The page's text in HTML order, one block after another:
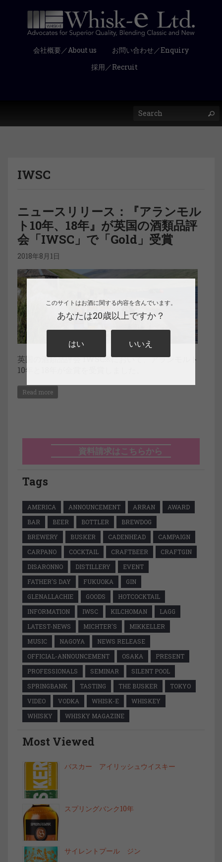
会社概要／About us
お問い合わせ／Enquiry
採用／Recruit
IWSC
ニュースリリース：『アランモル
ト10年、18年』が英国の酒類品評
会「IWSC」で「Gold」受賞
2018年8月1日
英国の酒類品評会 IWSC※において、アランモルト
10年と18年が金賞を受賞しました。
Read more
資料請求はこちらから
Tags
AMERICA ANNOUNCEMENT ARRAN
AWARD
BAR
BEER BOTTLER
BREWDOG
BREWERY
BUSKER CADENHEAD
CAMPAIGN
CARPANO
COCKTAIL CRAFTBEER
CRAFTGIN
DISARONNO
DISTILLERY
EVENT
FATHER'S DAY
FUKUOKA
GIN
GLENALLACHIE
GOODS
HOTCOCKTAIL
INFORMATION
IWSC KILCHOMAN
LAGG
LATEST-NEWS
MICHTER'S
MIKKELLER
MUSIC
NAGOYA
NEWS RELEASE
OFFICIAL-ANNOUNCEMENT
OSAKA
PRESENT
PROFESSIONALS
SEMINAR
SILENT POOL
SPRINGBANK
TASTING THE BUSKER
TOKYO
VIDEO
VODKA WHISK-E
WHISKEY
WHISKY
WHISKY MAGAZINE
Most Viewed
バスカー アイリッシュウイスキー
スプリングバンク10年
サイレントプール ジン
このサイトはお酒に関する内容を含んでいます。
あなたは20歳以上ですか？
はい いいえ